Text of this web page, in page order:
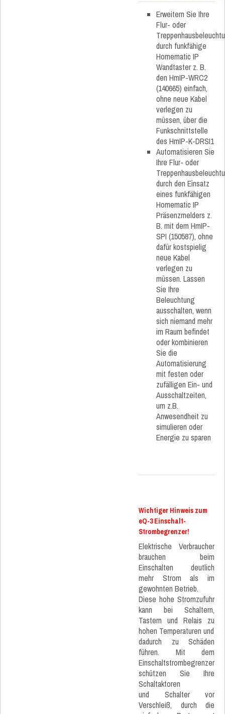
Erweitern Sie Ihre
Flur- oder
durch funkfähige
Homematic IP
Wandtaster z. B.
den HmIP-WRC2
(140665) einfach,
ohne neue Kabel
verlegen zu
müssen, über die
Funkschnittstelle
des HmIP-K-DRSI1
Automatisieren Sie
Ihre Flur- oder
durch den Einsatz
eines funkfähigen
Homematic IP
Präsenzmelders z.
B. mit dem HmIP-
SPI (150587), ohne
dafür kostspielig
neue Kabel
verlegen zu
müssen. Lassen
Sie Ihre
Beleuchtung
ausschalten, wenn
sich niemand mehr
im Raum befindet
oder kombinieren
Sie die
Automatisierung
mit festen oder
zufälligen Ein- und
Ausschaltzeiten,
um z.B.
Anwesendheit zu
simulieren oder
Energie zu sparen
Wichtiger Hinweis zum
eQ-3 Einschalt-
Strombegrenzer!
Elektrische Verbraucher
brauchen beim
Einschalten deutlich
mehr Strom als im
gewohnten Betrieb.
Diese hohe Stromzufuhr
kann bei Schaltern,
Tastern und Relais zu
hohen Temperaturen und
dadurch zu Schäden
führen. Mit dem
Einschaltstrombegrenzer
schützen Sie Ihre
Schaltaktoren
und Schalter vor
Verschleiß, durch die